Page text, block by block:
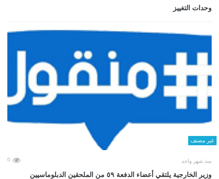
وحدات التغييز
غير مصنف
منذ شهر واحد 0
وزير الخارجية يلتقي أعضاء الدفعة ٥٩ من الملحقين الدبلوماسيين